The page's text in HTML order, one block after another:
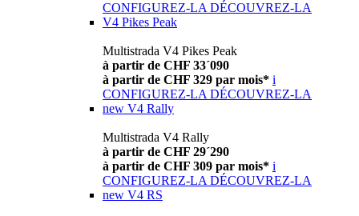
CONFIGUREZ-LA DÉCOUVREZ-LA
V4 Pikes Peak
Multistrada V4 Pikes Peak
à partir de CHF 33´090
à partir de CHF 329 par mois* i
CONFIGUREZ-LA DÉCOUVREZ-LA
new V4 Rally
Multistrada V4 Rally
à partir de CHF 29´290
à partir de CHF 309 par mois* i
CONFIGUREZ-LA DÉCOUVREZ-LA
new V4 RS